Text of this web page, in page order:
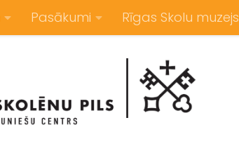
Pasākumi Rīgas Skolu muzejs